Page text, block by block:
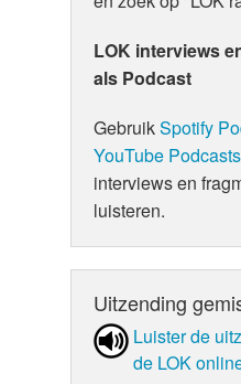
LOK interviews
als Podcast
GebruikSpotify
YouTube Podcasts
interviews en
luisteren.
Uitzending
Luister de
de LOK